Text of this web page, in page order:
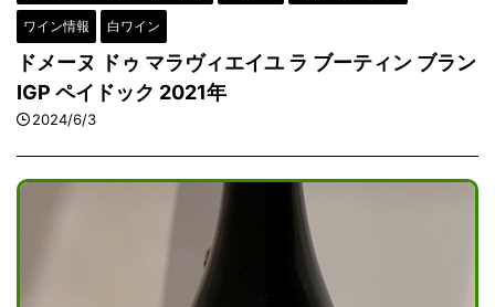
ワイン情報 白ワイン
ドメーヌ ドゥ マラヴィエイユ ラ ブーティン ブラン
IGP ペイドック 2021年
2024/6/3